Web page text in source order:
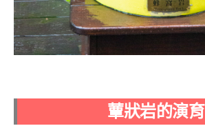
蕈狀岩的演育